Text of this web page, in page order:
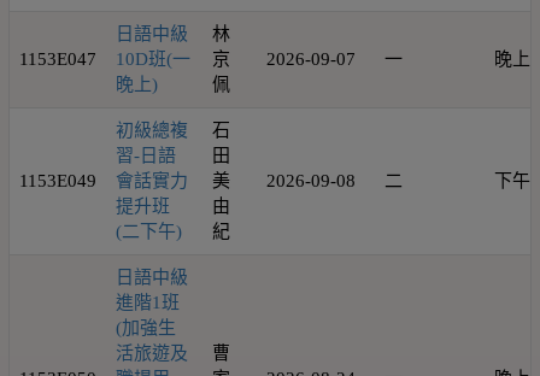
1153E047
日語中級
10D班(一
晚上)
林
京
佩
2026-09-07 一 晚上
1153E049
初級總複
習-日語
會話實力
提升班
(二下午)
石
田
美
由
紀
2026-09-08 二 下午
日語中級
進階1班
(加強生
活旅遊及
曹